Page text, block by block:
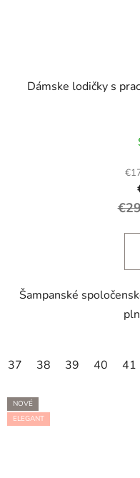
Dámske lodičky s
Šampanské
37 38 39 40 41
NOVÉ
ELEGANT